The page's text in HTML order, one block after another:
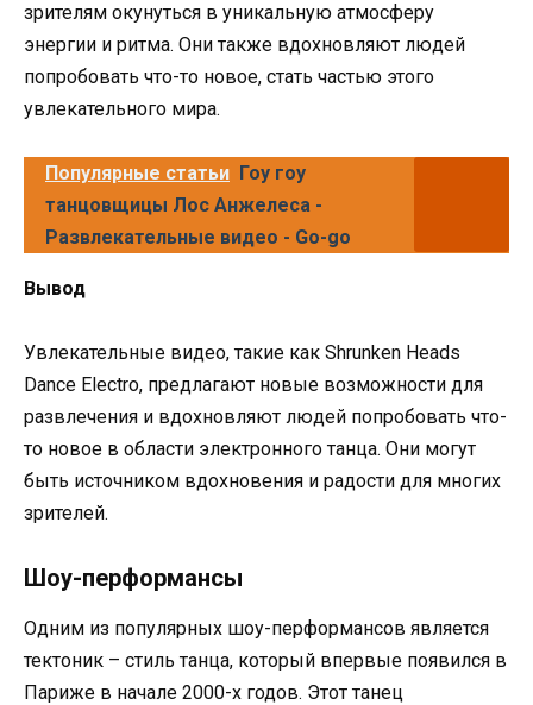
зрителям окунуться в уникальную атмосферу
энергии и ритма. Они также вдохновляют людей
попробовать что-то новое, стать частью этого
увлекательного мира.
Популярные статьи Гоу гоу
танцовщицы Лос Анжелеса -
Развлекательные видео - Go-go
Вывод
Увлекательные видео, такие как Shrunken Heads
Dance Electro, предлагают новые возможности для
развлечения и вдохновляют людей попробовать что-
то новое в области электронного танца. Они могут
быть источником вдохновения и радости для многих
зрителей.
Шоу-перформансы
Одним из популярных шоу-перформансов является
тектоник – стиль танца, который впервые появился в
Париже в начале 2000-х годов. Этот танец